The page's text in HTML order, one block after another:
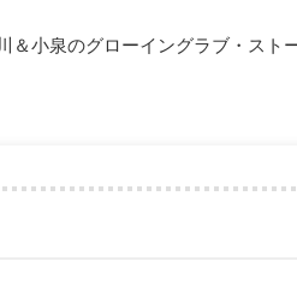
＆小泉のグローイングラブ・スト